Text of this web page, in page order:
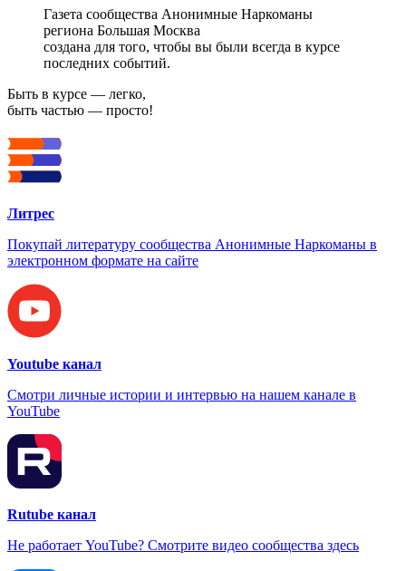
Газета сообщества Анонимные Наркоманы
региона Большая Москва
создана для того, чтобы вы были всегда в курсе
последних событий.
Быть в курсе — легко,
быть частью — просто!
Литрес
Покупай литературу сообщества Анонимные Наркоманы в
электронном формате на сайте
Youtube канал
Смотри личные истории и интервью на нашем канале в
YouTube
Rutube канал
Не работает YouTube? Смотрите видео сообщества здесь